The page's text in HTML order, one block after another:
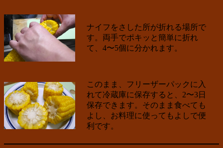
ナイフをさした所が折れる場所で
す。両手でポキッと簡単に折れ
て、4〜5個に分かれます。
このまま、フリーザーパックに入
れて冷蔵庫に保存すると、2〜3日
保存できます。そのまま食べても
よし、お料理に使ってもよしで便
利です。